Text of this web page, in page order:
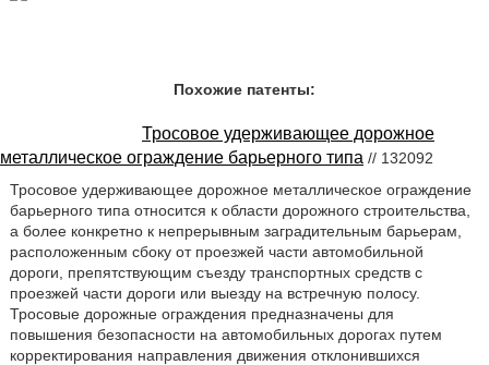
Похожие патенты:
Тросовое удерживающее дорожное
металлическое ограждение барьерного типа // 132092
Тросовое удерживающее дорожное металлическое ограждение
барьерного типа относится к области дорожного строительства,
а более конкретно к непрерывным заградительным барьерам,
расположенным сбоку от проезжей части автомобильной
дороги, препятствующим съезду транспортных средств с
проезжей части дороги или выезду на встречную полосу.
Тросовые дорожные ограждения предназначены для
повышения безопасности на автомобильных дорогах путем
корректирования направления движения отклонившихся